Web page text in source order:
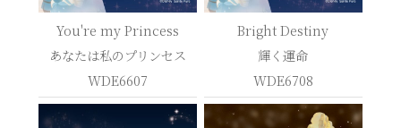
You're my Princess
あなたは私のプリンセス
WDE6607
Bright Destiny
輝く運命
WDE6708